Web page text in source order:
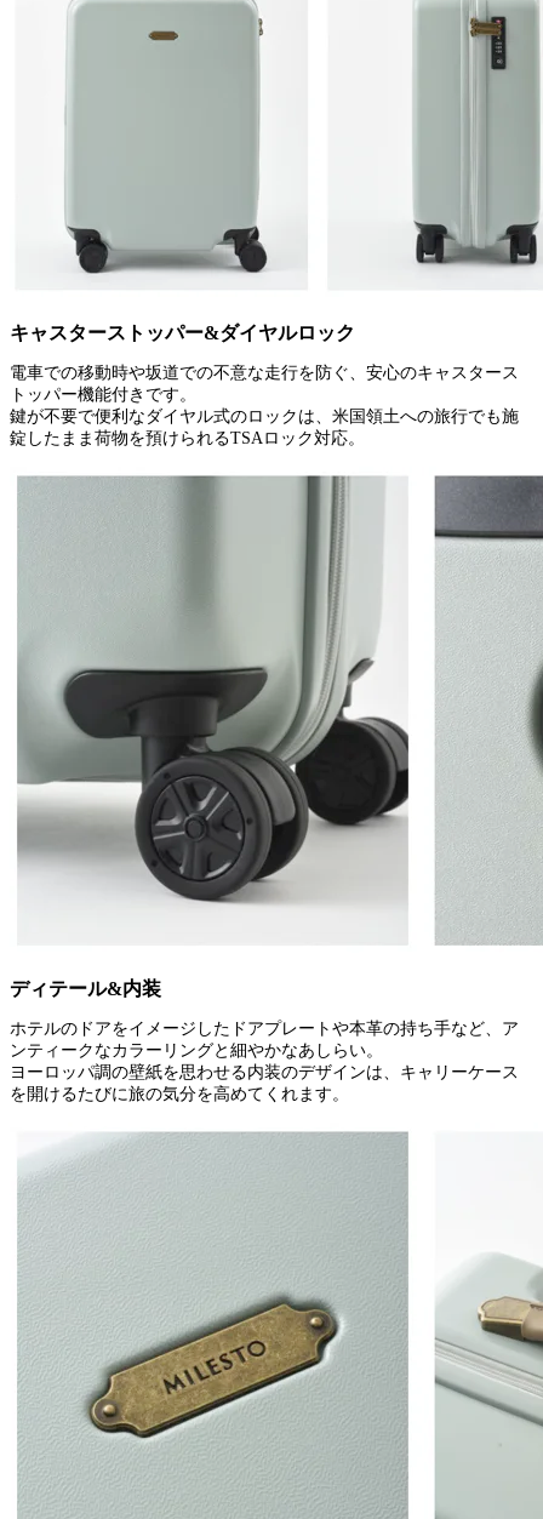
キャスターストッパー&ダイヤルロック
電車での移動時や坂道での不意な走行を防ぐ、安心のキャスタース
トッパー機能付きです。
鍵が不要で便利なダイヤル式のロックは、米国領土への旅行でも施
錠したまま荷物を預けられるTSAロック対応。
ディテール&内装
ホテルのドアをイメージしたドアプレートや本革の持ち手など、ア
ンティークなカラーリングと細やかなあしらい。
ヨーロッパ調の壁紙を思わせる内装のデザインは、キャリーケース
を開けるたびに旅の気分を高めてくれます。